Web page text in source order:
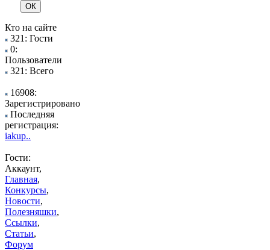
Кто на сайте
321: Гости
0:
Пользователи
321: Всего
16908:
Зарегистрировано
Последняя
регистрация:
iakup..
Гости:
Аккаунт,
Главная,
Конкурсы,
Новости,
Полезняшки,
Ссылки,
Статьи,
Форум